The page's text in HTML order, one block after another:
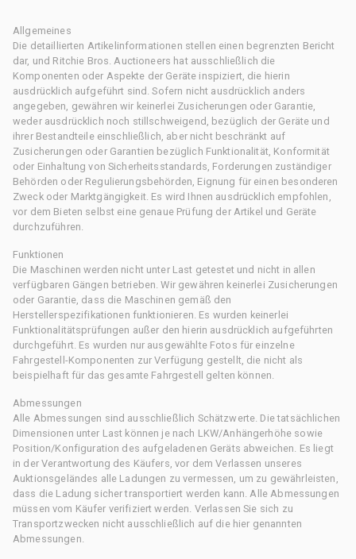
Allgemeines
Die detaillierten Artikelinformationen stellen einen begrenzten Bericht
dar, und Ritchie Bros. Auctioneers hat ausschließlich die
Komponenten oder Aspekte der Geräte inspiziert, die hierin
ausdrücklich aufgeführt sind. Sofern nicht ausdrücklich anders
angegeben, gewähren wir keinerlei Zusicherungen oder Garantie,
weder ausdrücklich noch stillschweigend, bezüglich der Geräte und
ihrer Bestandteile einschließlich, aber nicht beschränkt auf
Zusicherungen oder Garantien bezüglich Funktionalität, Konformität
oder Einhaltung von Sicherheitsstandards, Forderungen zuständiger
Behörden oder Regulierungsbehörden, Eignung für einen besonderen
Zweck oder Marktgängigkeit. Es wird Ihnen ausdrücklich empfohlen,
vor dem Bieten selbst eine genaue Prüfung der Artikel und Geräte
durchzuführen.
Funktionen
Die Maschinen werden nicht unter Last getestet und nicht in allen
verfügbaren Gängen betrieben. Wir gewähren keinerlei Zusicherungen
oder Garantie, dass die Maschinen gemäß den
Herstellerspezifikationen funktionieren. Es wurden keinerlei
Funktionalitätsprüfungen außer den hierin ausdrücklich aufgeführten
durchgeführt. Es wurden nur ausgewählte Fotos für einzelne
Fahrgestell-Komponenten zur Verfügung gestellt, die nicht als
beispielhaft für das gesamte Fahrgestell gelten können.
Abmessungen
Alle Abmessungen sind ausschließlich Schätzwerte. Die tatsächlichen
Dimensionen unter Last können je nach LKW/Anhängerhöhe sowie
Position/Konfiguration des aufgeladenen Geräts abweichen. Es liegt
in der Verantwortung des Käufers, vor dem Verlassen unseres
Auktionsgeländes alle Ladungen zu vermessen, um zu gewährleisten,
dass die Ladung sicher transportiert werden kann. Alle Abmessungen
müssen vom Käufer verifiziert werden. Verlassen Sie sich zu
Transportzwecken nicht ausschließlich auf die hier genannten
Abmessungen.